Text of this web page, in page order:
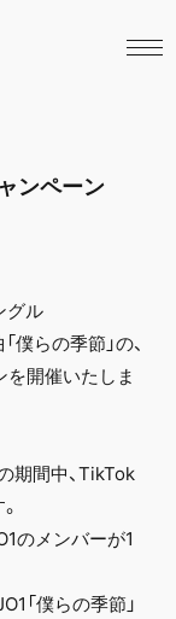
ンペーン
グル
僕らの季節」の、
開催いたしま
期間中、TikTok
のメンバーが1
「僕らの季節」